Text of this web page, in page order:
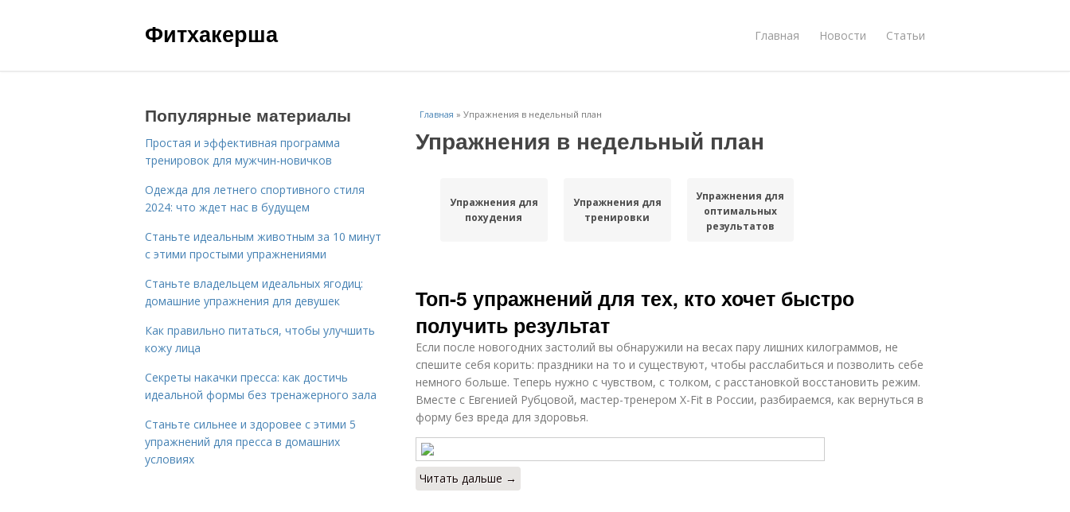
Фитхакерша Главная Новости Статьи
Главная » Упражнения в недельный план
Упражнения в недельный план
Упражнения для
похудения
Упражнения для
тренировки
Упражнения для
оптимальных
результатов
Топ-5 упражнений для тех, кто хочет быстро
получить результат
Если после новогодних застолий вы обнаружили на весах пару лишних килограммов, не
спешите себя корить: праздники на то и существуют, чтобы расслабиться и позволить себе
немного больше. Теперь нужно с чувством, с толком, с расстановкой восстановить режим.
Вместе с Евгенией Рубцовой, мастер-тренером X-Fit в России, разбираемся, как вернуться в
форму без вреда для здоровья.
Читать дальше →
Популярные материалы
Простая и эффективная программа
тренировок для мужчин-новичков
Одежда для летнего спортивного стиля
2024: что ждет нас в будущем
Станьте идеальным животным за 10 минут
с этими простыми упражнениями
Станьте владельцем идеальных ягодиц:
домашние упражнения для девушек
Как правильно питаться, чтобы улучшить
кожу лица
Секреты накачки пресса: как достичь
идеальной формы без тренажерного зала
Станьте сильнее и здоровее с этими 5
упражнений для пресса в домашних
условиях